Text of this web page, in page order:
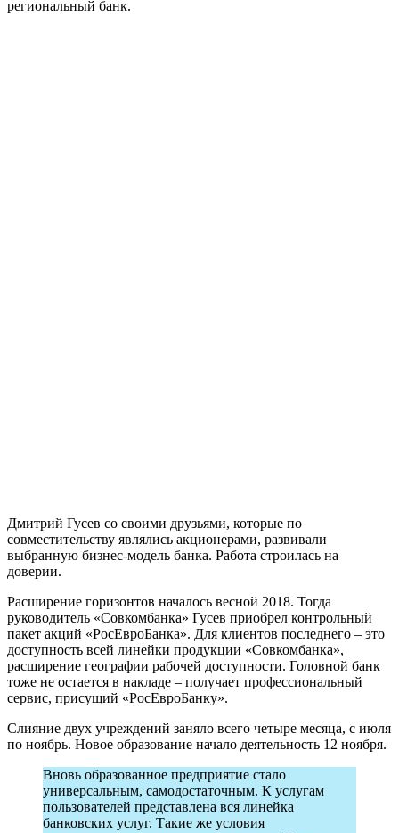
региональный банк.
Дмитрий Гусев со своими друзьями, которые по
совместительству являлись акционерами, развивали
выбранную бизнес-модель банка. Работа строилась на
доверии.
Расширение горизонтов началось весной 2018. Тогда
руководитель «Совкомбанка» Гусев приобрел контрольный
пакет акций «РосЕвроБанка». Для клиентов последнего – это
доступность всей линейки продукции «Совкомбанка»,
расширение географии рабочей доступности. Головной банк
тоже не остается в накладе – получает профессиональный
сервис, присущий «РосЕвроБанку».
Слияние двух учреждений заняло всего четыре месяца, с июля
по ноябрь. Новое образование начало деятельность 12 ноября.
Вновь образованное предприятие стало
универсальным, самодостаточным. К услугам
пользователей представлена вся линейка
банковских услуг. Такие же условия